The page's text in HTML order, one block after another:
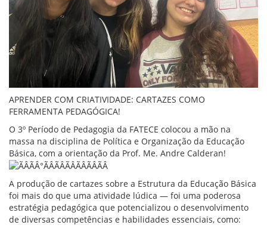
APRENDER COM CRIATIVIDADE: CARTAZES COMO
FERRAMENTA PEDAGÓGICA!
O 3º Período de Pedagogia da FATECE colocou a mão na
massa na disciplina de Política e Organização da Educação
Básica, com a orientação da Prof. Me. Andre Calderan!
A produção de cartazes sobre a Estrutura da Educação Básica
foi mais do que uma atividade lúdica — foi uma poderosa
estratégia pedagógica que potencializou o desenvolvimento
de diversas competências e habilidades essenciais, como: